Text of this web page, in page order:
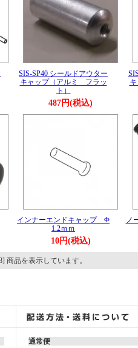
SIS-SP40 シールドアウター
キャップ（アルミ フラッ
ト）
487円(税込)
インナーエンドキャップ Φ
1.2ｍｍ
10円(税込)
ノ
商品を表示しています。
通常便